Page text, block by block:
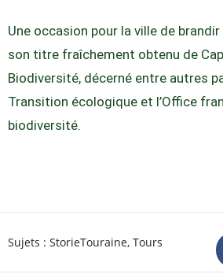
Une occasion pour la ville de
son titre fraîchement obtenu de
Biodiversité, décerné entre autres
Transition écologique et l’Office
biodiversité.
Sujets : StorieTouraine, Tours